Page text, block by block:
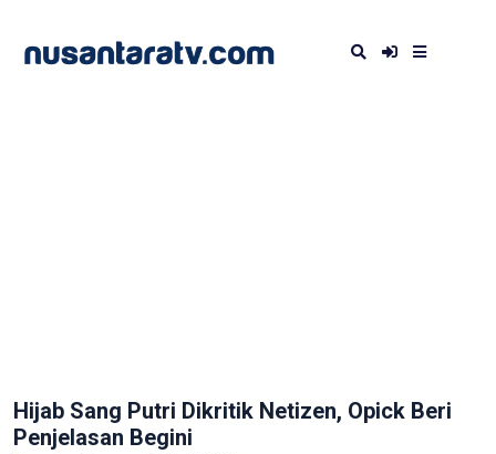
Hijab Sang Putri Dikritik Netizen, Opick Beri
Penjelasan Begini